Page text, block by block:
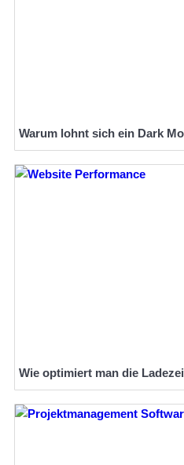
Warum lohnt sich ein Dark
Wie optimiert man die